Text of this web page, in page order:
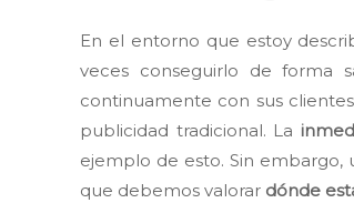
En el entorno que estoy
veces conseguirlo de forma
continuamente con sus
publicidad tradicional. La
ejemplo de esto. Sin embargo,
que debemos valorar dónde